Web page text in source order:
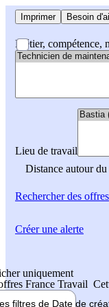
Imprimer Besoin
Métier, compétence,
Lieu de travail
Distance autour
Rechercherdes offres
uniquement
France Travail
filtres de Date de
Créer une alerte